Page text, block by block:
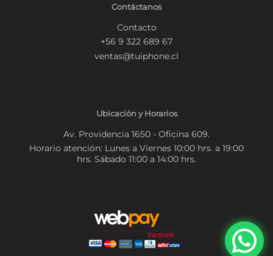
Contáctanos
Contacto
+56 9 322 689 67
ventas@tuiphone.cl
Ubicación y Horarios
Av. Providencia 1650 - Oficina 609.
Horario atención: Lunes a Viernes 10:00 hrs. a 19:00
hrs. Sábado 11:00 a 14:00 hrs.